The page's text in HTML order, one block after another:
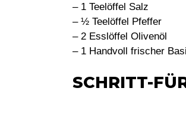
– 1 Teelöffel Salz
– ½ Teelöffel Pfeffer
– 2 Esslöffel Olivenöl
– 1 Handvoll frischer
SCHRITT-